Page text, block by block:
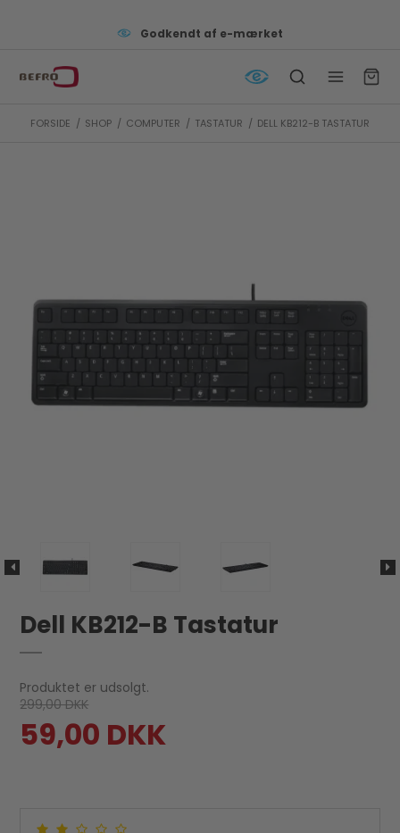
Godkendt af e-mærket
FORSIDE / SHOP / COMPUTER / TASTATUR / DELL KB212-B TASTATUR
Dell KB212-B Tastatur
Produktet er udsolgt.
299,00 DKK
59,00 DKK